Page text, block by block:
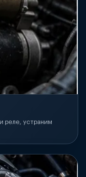
реле, устраним